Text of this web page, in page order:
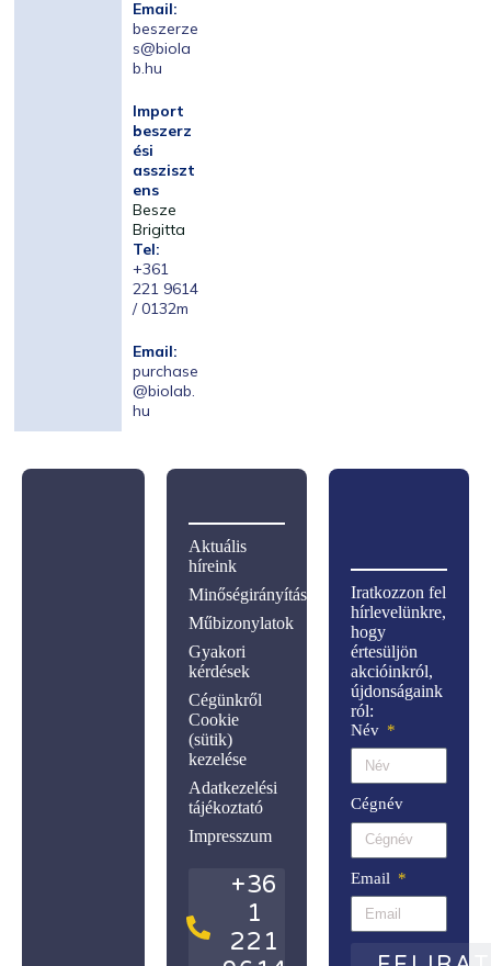
Email:
beszerze
s@biola
b.hu
Import
beszerz
ési
assziszt
ens
Besze
Brigitta
Tel:
+361
221 9614
/ 0132m
Email:
purchase
@biolab.
hu
Iratkozzon fel
hírlevelünkre,
hogy
értesüljön
akcióinkról,
újdonságaink
ról:
Név
Cégnév
Email
Aktuális
híreink
Minőségirányítás
Műbizonylatok
Gyakori
kérdések
Cégünkről
Cookie
(sütik)
kezelése
Adatkezelési
tájékoztató
Impresszum
+36
1
221